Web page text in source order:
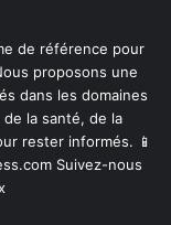
de référence pour
proposons une
dans les domaines
la santé, de la
rester informés. 📱
Suivez-nous